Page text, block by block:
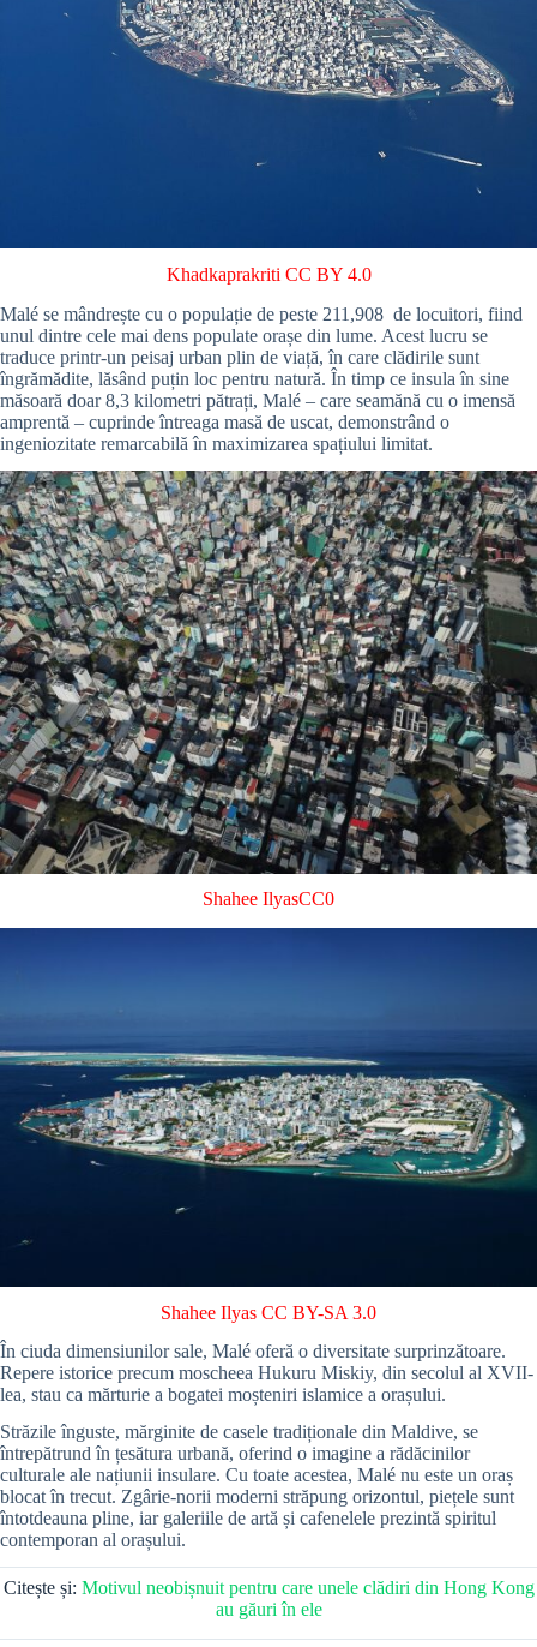
Khadkaprakriti CC BY 4.0
Malé se mândrește cu o populație de peste 211,908 de locuitori, fiind
unul dintre cele mai dens populate orașe din lume. Acest lucru se
traduce printr-un peisaj urban plin de viață, în care clădirile sunt
îngrămădite, lăsând puțin loc pentru natură. În timp ce insula în sine
măsoară doar 8,3 kilometri pătrați, Malé – care seamănă cu o imensă
amprentă – cuprinde întreaga masă de uscat, demonstrând o
ingeniozitate remarcabilă în maximizarea spațiului limitat.
Shahee IlyasCC0
Shahee Ilyas CC BY-SA 3.0
În ciuda dimensiunilor sale, Malé oferă o diversitate surprinzătoare.
Repere istorice precum moscheea Hukuru Miskiy, din secolul al XVII-
lea, stau ca mărturie a bogatei moșteniri islamice a orașului.
Străzile înguste, mărginite de casele tradiționale din Maldive, se
întrepătrund în țesătura urbană, oferind o imagine a rădăcinilor
culturale ale națiunii insulare. Cu toate acestea, Malé nu este un oraș
blocat în trecut. Zgârie-norii moderni străpung orizontul, piețele sunt
întotdeauna pline, iar galeriile de artă și cafenelele prezintă spiritul
contemporan al orașului.
Citește și: Motivul neobișnuit pentru care unele clădiri din Hong Kong
au găuri în ele